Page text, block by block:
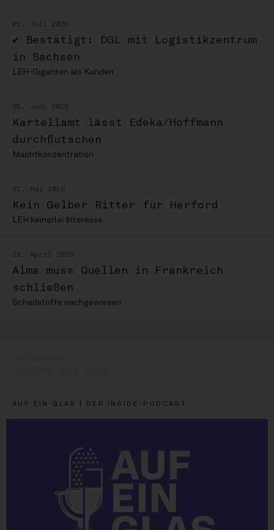
01. Juli 2026
✔ Bestätigt: DGL mit Logistikzentrum
in Sachsen
LEH-Giganten als Kunden
05. Juni 2026
Kartellamt lässt Edeka/Hoffmann
durchflutschen
Machtkonzentration
21. Mai 2026
Kein Gelber Ritter für Herford
LEH keinerlei Interesse
28. April 2026
Alma muss Quellen in Frankreich
schließen
Schadstoffe nachgewiesen
AUF EIN GLAS | DER INSIDE-PODCAST